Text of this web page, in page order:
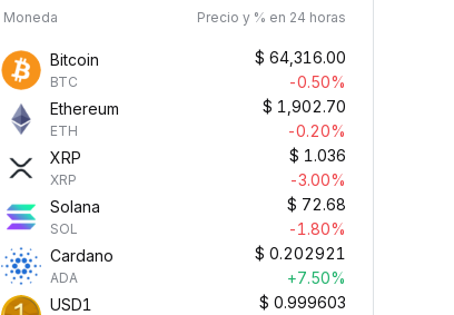
Moneda Precio y % en 24 horas
Bitcoin
BTC
$ 64,316.00
-0.50%
Ethereum
ETH
$ 1,902.70
-0.20%
XRP
XRP
$ 1.036
-3.00%
Solana
SOL
$ 72.68
-1.80%
Cardano
ADA
$ 0.202921
+7.50%
USD1
$ 0.999603